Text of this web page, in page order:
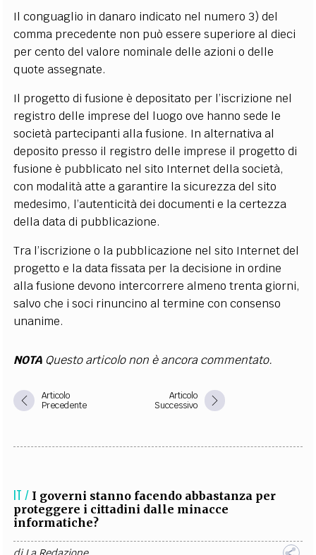
Il conguaglio in danaro indicato nel numero 3) del
comma precedente non può essere superiore al dieci
per cento del valore nominale delle azioni o delle
quote assegnate.
Il progetto di fusione è depositato per l’iscrizione nel
registro delle imprese del luogo ove hanno sede le
società partecipanti alla fusione. In alternativa al
deposito presso il registro delle imprese il progetto di
fusione è pubblicato nel sito Internet della società,
con modalità atte a garantire la sicurezza del sito
medesimo, l’autenticità dei documenti e la certezza
della data di pubblicazione.
Tra l’iscrizione o la pubblicazione nel sito Internet del
progetto e la data fissata per la decisione in ordine
alla fusione devono intercorrere almeno trenta giorni,
salvo che i soci rinuncino al termine con consenso
unanime.
NOTA Questo articolo non è ancora commentato.
Articolo
Precedente
Articolo
Successivo
IT / I governi stanno facendo abbastanza per
proteggere i cittadini dalle minacce
informatiche?